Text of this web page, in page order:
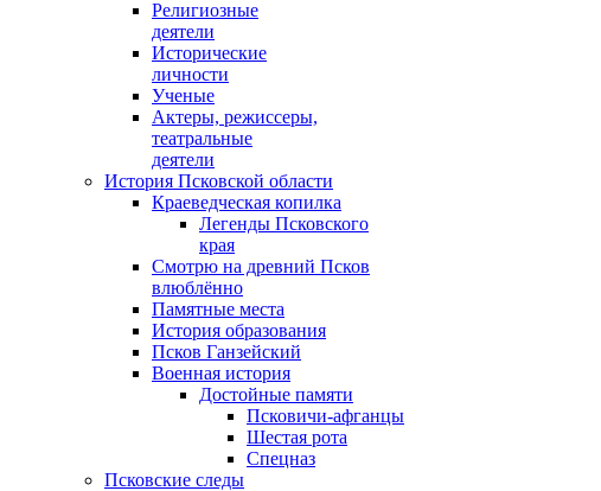
Религиозные
деятели
Исторические
личности
Ученые
Актеры, режиссеры,
театральные
деятели
История Псковской области
Краеведческая копилка
Легенды Псковского
края
Смотрю на древний Псков
влюблённо
Памятные места
История образования
Псков Ганзейский
Военная история
Достойные памяти
Псковичи-афганцы
Шестая рота
Спецназ
Псковские следы